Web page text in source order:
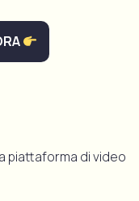
piattaforma di video